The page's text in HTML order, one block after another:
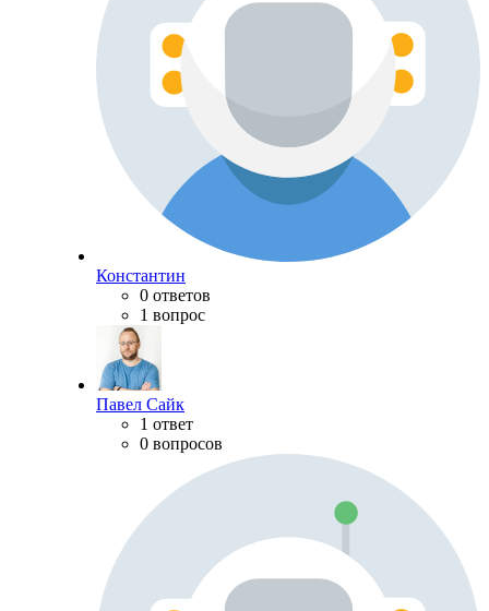
Константин
0 ответов
1 вопрос
Павел Сайк
1 ответ
0 вопросов